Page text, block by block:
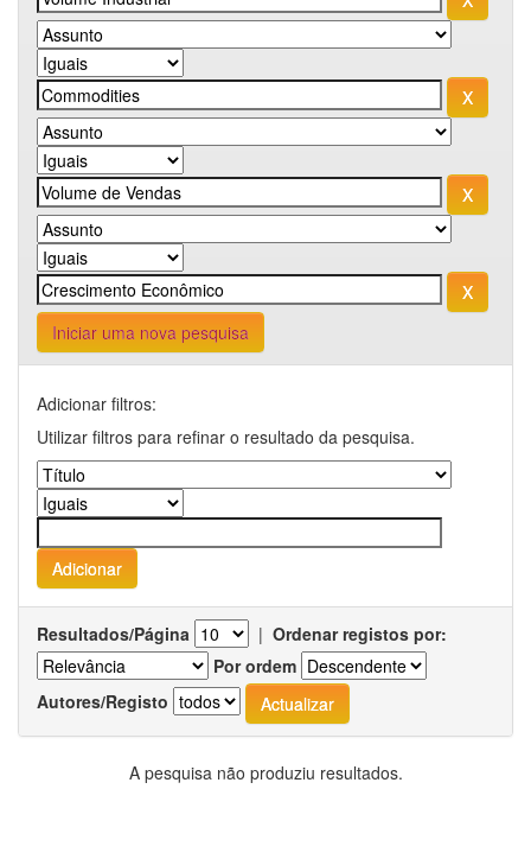
Iniciar uma nova pesquisa
Adicionar filtros:
Utilizar filtros para refinar o resultado da pesquisa.
Resultados/Página | Ordenar registos por:
Por ordem
Autores/Registo
A pesquisa não produziu resultados.